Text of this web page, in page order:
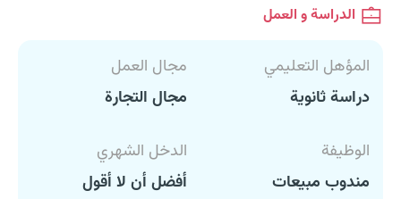
الدراسة و العمل
المؤهل التعليمي
دراسة ثانوية
مجال العمل
مجال التجارة
الوظيفة
مندوب مبيعات
الدخل الشهري
أفضل أن لا أقول